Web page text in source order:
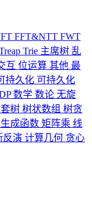
FFT&NTT FWT
Trie 主席树 乱
互 位运算 其他 最
持久化 可持久化
数学 数论 无旋
树 树状数组 树贪
生成函数 矩阵乘 线
反演 计算几何 贪心